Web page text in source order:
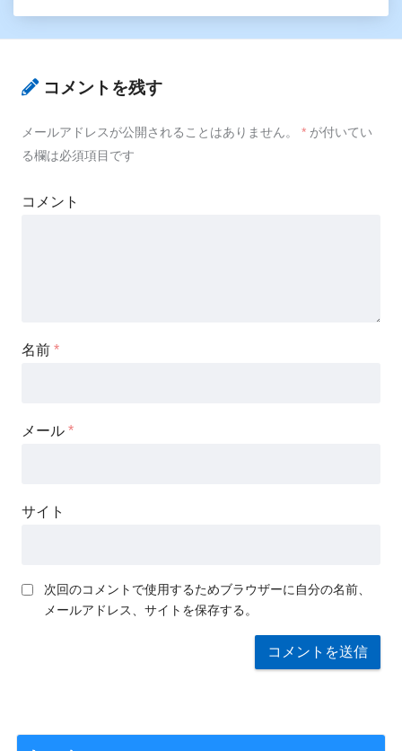
コメントを残す
メールアドレスが公開されることはありません。 * が付いてい
る欄は必須項目です
コメント
名前 *
メール *
サイト
次回のコメントで使用するためブラウザーに自分の名前、
メールアドレス、サイトを保存する。